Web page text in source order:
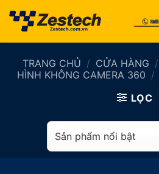
qua
TRANG CHỦ / CỬA HÀNG /
HÌNH KHÔNG CAMERA 360 /
LỌC